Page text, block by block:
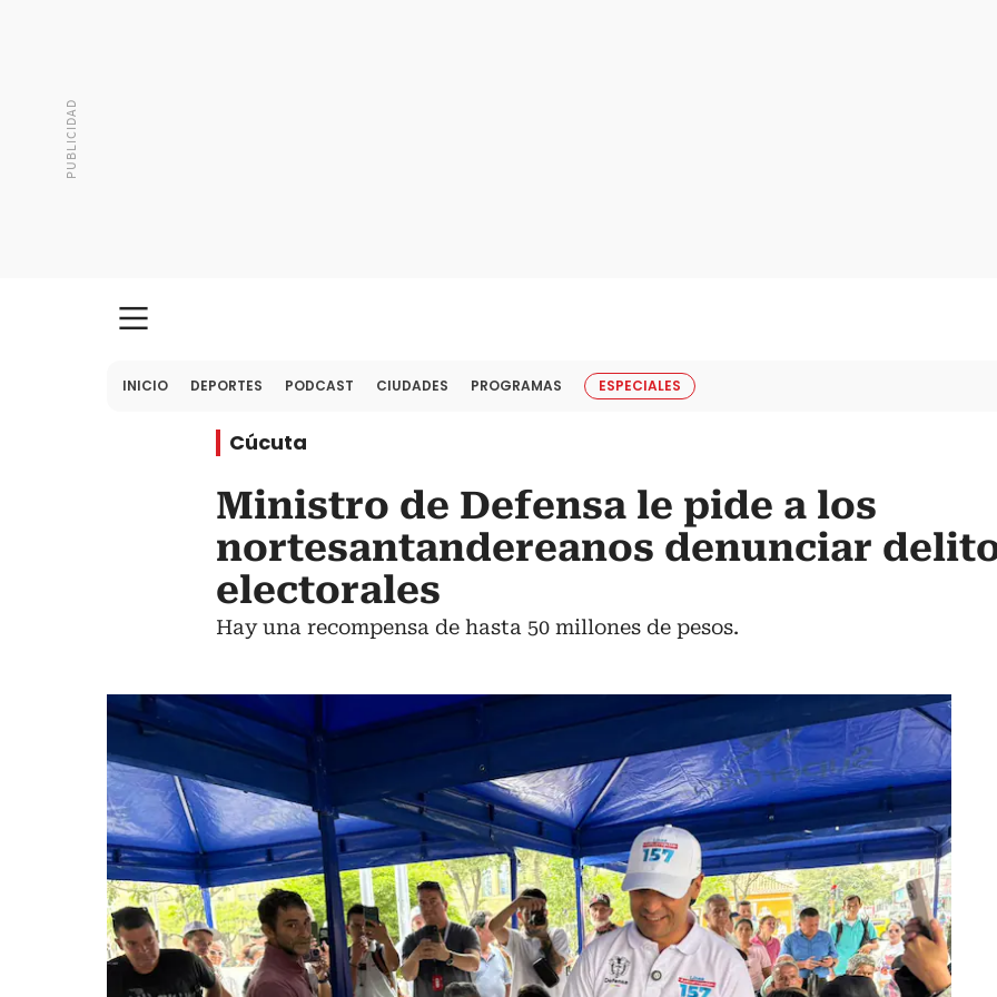
INICIO DEPORTES PODCAST CIUDADES PROGRAMAS ESPECIALES
Cúcuta
Ministro de Defensa le pide a los
nortesantandereanos denunciar
electorales
Hay una recompensa de hasta 50 millones de pesos.